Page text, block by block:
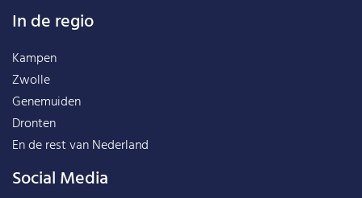
In de regio
Kampen
Zwolle
Genemuiden
Dronten
En de rest vanNederland
Social Media